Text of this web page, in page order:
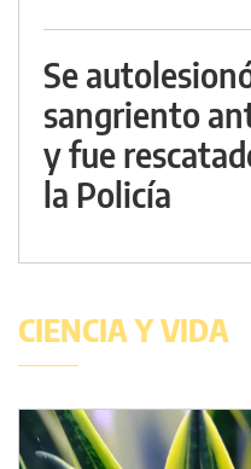
Se
sangriento
y fue
la Policía
CIENCIA Y VIDA